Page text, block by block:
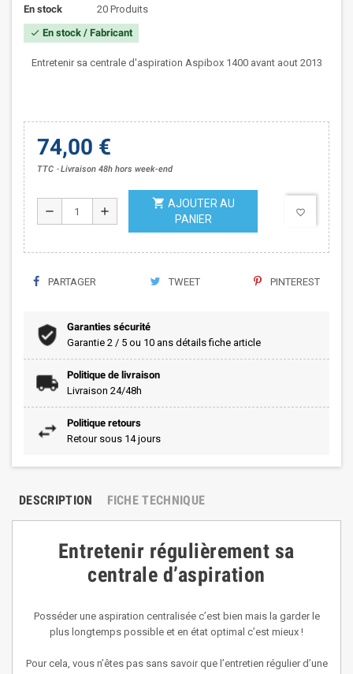
En stock
20 Produits
check En stock / Fabricant
Entretenir sa centrale d'aspiration Aspibox 1400 avant aout 2013
74,00 €
TTC Livraison 48h hors week-end
remove add
shopping_cart AJOUTER AU
PANIER
favorite_border
PARTAGER TWEET PINTEREST
Garanties sécurité
Garantie 2 / 5 ou 10 ans détails fiche article
Politique de livraison
Livraison 24/48h
Politique retours
Retour sous 14 jours
DESCRIPTION FICHE TECHNIQUE
Entretenir régulièrement sa
centrale d’aspiration
Posséder une aspiration centralisée c’est bien mais la garder le
plus longtemps possible et en état optimal c’est mieux !
Pour cela, vous n’êtes pas sans savoir que l’entretien régulier d’une